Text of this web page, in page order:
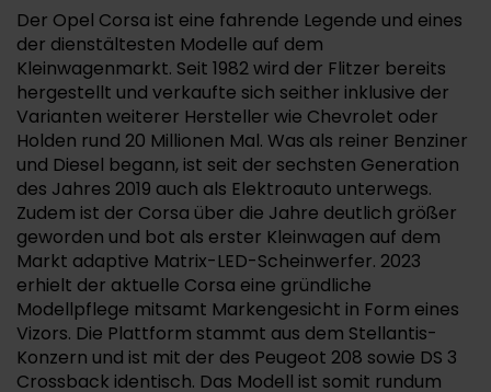
Der Opel Corsa ist eine fahrende Legende und eines
der dienstältesten Modelle auf dem
Kleinwagenmarkt. Seit 1982 wird der Flitzer bereits
hergestellt und verkaufte sich seither inklusive der
Varianten weiterer Hersteller wie Chevrolet oder
Holden rund 20 Millionen Mal. Was als reiner Benziner
und Diesel begann, ist seit der sechsten Generation
des Jahres 2019 auch als Elektroauto unterwegs.
Zudem ist der Corsa über die Jahre deutlich größer
geworden und bot als erster Kleinwagen auf dem
Markt adaptive Matrix-LED-Scheinwerfer. 2023
erhielt der aktuelle Corsa eine gründliche
Modellpflege mitsamt Markengesicht in Form eines
Vizors. Die Plattform stammt aus dem Stellantis-
Konzern und ist mit der des Peugeot 208 sowie DS 3
Crossback identisch. Das Modell ist somit rundum